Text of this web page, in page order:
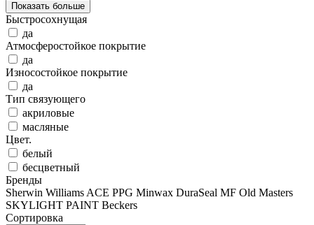
Показать больше
Быстросохнущая
да
Атмосферостойкое покрытие
да
Износостойкое покрытие
да
Тип связующего
акриловые
масляные
Цвет.
белый
бесцветный
Бренды
Sherwin Williams ACE PPG Minwax DuraSeal MF Old Masters
SKYLIGHT PAINT Beckers
Сортировка